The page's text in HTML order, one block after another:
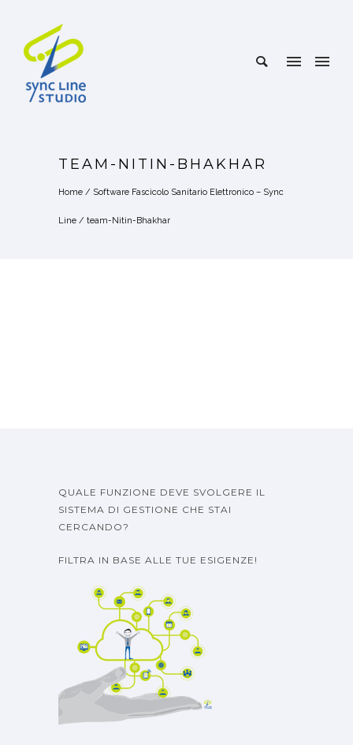
TEAM-NITIN-BHAKHAR
Home / Software Fascicolo Sanitario Elettronico – Sync
Line / team-Nitin-Bhakhar
QUALE FUNZIONE DEVE SVOLGERE IL
SISTEMA DI GESTIONE CHE STAI
CERCANDO?
FILTRA IN BASE ALLE TUE ESIGENZE!